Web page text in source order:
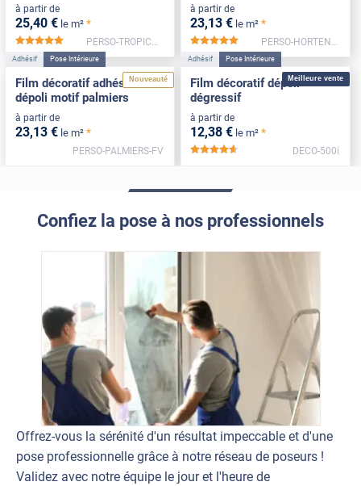
à partir de
25,40 € le m² *
*****
PERSO-TROPICALES-FV
à partir de
23,13 € le m² *
*****
PERSO-HORTENSE-FV
Nouveauté
Adhésif Pose Intérieure
Film décoratif adhésif
dépoli motif palmiers
à partir de
23,13 € le m² *
PERSO-PALMIERS-FV
Meilleure vente
Adhésif Pose Intérieure
Film décoratif dépoli
dégressif
à partir de
12,38 € le m² *
*****
DECO-500i
Confiez la pose à nos professionnels
Offrez-vous la sérénité d'un résultat impeccable et d'une
pose professionnelle grâce à notre réseau de poseurs !
Validez avec notre équipe le jour et l'heure de